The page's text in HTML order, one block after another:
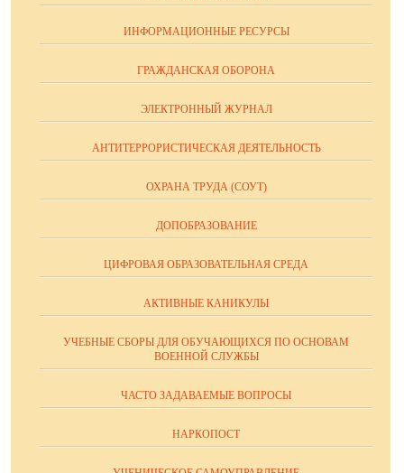
ИНФОРМАЦИОННЫЕ РЕСУРСЫ
ГРАЖДАНСКАЯ ОБОРОНА
ЭЛЕКТРОННЫЙ ЖУРНАЛ
АНТИТЕРРОРИСТИЧЕСКАЯ ДЕЯТЕЛЬНОСТЬ
ОХРАНА ТРУДА (СОУТ)
ДОПОБРАЗОВАНИЕ
ЦИФРОВАЯ ОБРАЗОВАТЕЛЬНАЯ СРЕДА
АКТИВНЫЕ КАНИКУЛЫ
УЧЕБНЫЕ СБОРЫ ДЛЯ ОБУЧАЮЩИХСЯ ПО ОСНОВАМ
ВОЕННОЙ СЛУЖБЫ
ЧАСТО ЗАДАВАЕМЫЕ ВОПРОСЫ
НАРКОПОСТ